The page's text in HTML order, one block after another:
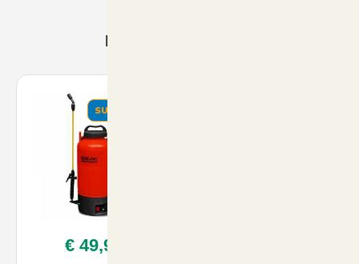
Prodotti Consigliati
SUMMER
€ 49,90